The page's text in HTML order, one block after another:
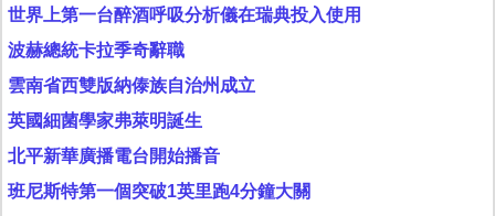
世界上第一台醉酒呼吸分析儀在瑞典投入使用
波赫總統卡拉季奇辭職
雲南省西雙版納傣族自治州成立
英國細菌學家弗萊明誕生
北平新華廣播電台開始播音
班尼斯特第一個突破1英里跑4分鐘大關